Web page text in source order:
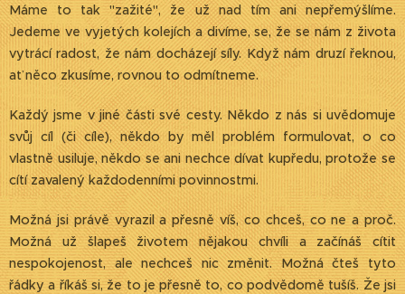
Máme to tak "zažité", že už nad tím ani nepřemýšlíme.
Jedeme ve vyjetých kolejích a divíme, se, že se nám z života
vytrácí radost, že nám docházejí síly. Když nám druzí řeknou,
ať něco zkusíme, rovnou to odmítneme.
Každý jsme v jiné části své cesty. Někdo z nás si uvědomuje
svůj cíl (či cíle), někdo by měl problém formulovat, o co
vlastně usiluje, někdo se ani nechce dívat kupředu, protože se
cítí zavalený každodenními povinnostmi.
Možná jsi právě vyrazil a přesně víš, co chceš, co ne a proč.
Možná už šlapeš životem nějakou chvíli a začínáš cítit
nespokojenost, ale nechceš nic změnit. Možná čteš tyto
řádky a říkáš si, že to je přesně to, co podvědomě tušíš. Že jsi